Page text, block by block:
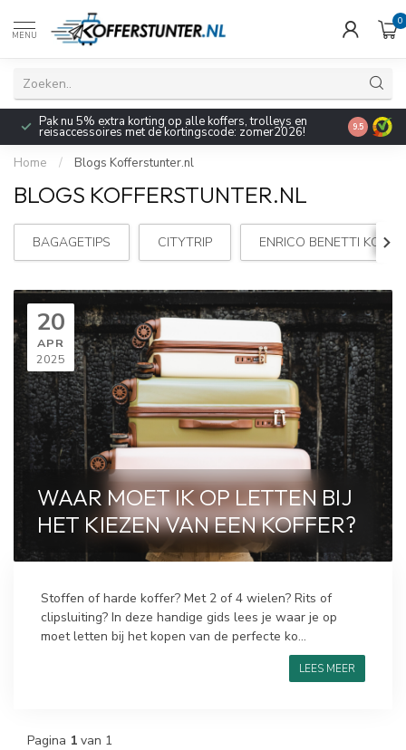
MENU
0
Pak nu 5% extra korting op alle koffers, trolleys en
reisaccessoires met de kortingscode: zomer2026! 9.5
Home / Blogs Kofferstunter.nl
BLOGS KOFFERSTUNTER.NL
BAGAGETIPS CITYTRIP ENRICO BENETTI
20
APR
2025
WAAR MOET IK OP LETTEN BIJ
HET KIEZEN VAN EEN KOFFER?
Stoffen of harde koffer? Met 2 of 4 wielen? Rits of
clipsluiting? In deze handige gids lees je waar je op
moet letten bij het kopen van de perfecte ko...
LEES MEER
Pagina 1 van 1